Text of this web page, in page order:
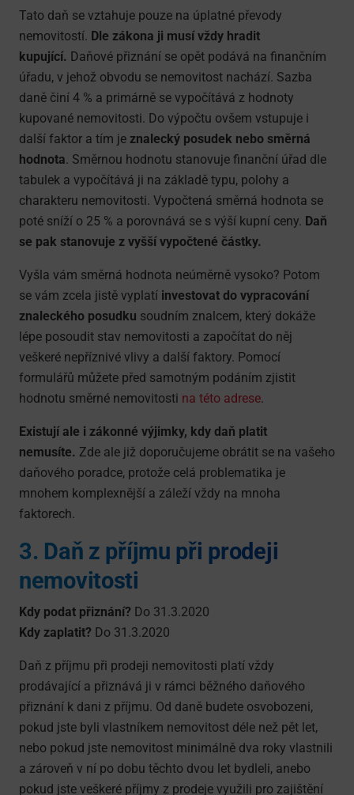
Tato daň se vztahuje pouze na úplatné převody
nemovitostí. Dle zákona ji musí vždy hradit
kupující. Daňové přiznání se opět podává na finančním
úřadu, v jehož obvodu se nemovitost nachází. Sazba
daně činí 4 % a primárně se vypočítává z hodnoty
kupované nemovitosti. Do výpočtu ovšem vstupuje i
další faktor a tím je znalecký posudek nebo směrná
hodnota. Směrnou hodnotu stanovuje finanční úřad dle
tabulek a vypočítává ji na základě typu, polohy a
charakteru nemovitosti. Vypočtená směrná hodnota se
poté sníží o 25 % a porovnává se s výší kupní ceny. Daň
se pak stanovuje z vyšší vypočtené částky.
Vyšla vám směrná hodnota neúměrně vysoko? Potom
se vám zcela jistě vyplatí investovat do vypracování
znaleckého posudku soudním znalcem, který dokáže
lépe posoudit stav nemovitosti a započítat do něj
veškeré nepříznivé vlivy a další faktory. Pomocí
formulářů můžete před samotným podáním zjistit
hodnotu směrné nemovitosti na této adrese.
Existují ale i zákonné výjimky, kdy daň platit
nemusíte. Zde ale již doporučujeme obrátit se na vašeho
daňového poradce, protože celá problematika je
mnohem komplexnější a záleží vždy na mnoha
faktorech.
3. Daň z příjmu při prodeji
nemovitosti
Kdy podat přiznání? Do 31.3.2020
Kdy zaplatit? Do 31.3.2020
Daň z příjmu při prodeji nemovitosti platí vždy
prodávající a přiznává ji v rámci běžného daňového
přiznání k dani z příjmu. Od daně budete osvobozeni,
pokud jste byli vlastníkem nemovitost déle než pět let,
nebo pokud jste nemovitost minimálně dva roky vlastnili
a zároveň v ní po dobu těchto dvou let bydleli, anebo
pokud jste veškeré příjmy z prodeje využili pro zajištění